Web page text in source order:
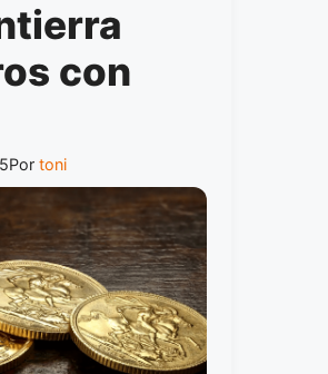
con
Por toni